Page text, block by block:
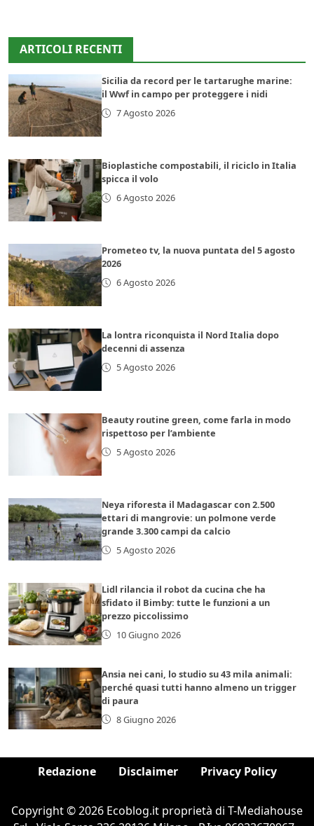
ARTICOLI RECENTI
Sicilia da record per le tartarughe marine:
il Wwf in campo per proteggere i nidi
7 Agosto 2026
Bioplastiche compostabili, il riciclo in Italia
spicca il volo
6 Agosto 2026
Prometeo tv, la nuova puntata del 5 agosto
2026
6 Agosto 2026
La lontra riconquista il Nord Italia dopo
decenni di assenza
5 Agosto 2026
Beauty routine green, come farla in modo
rispettoso per l’ambiente
5 Agosto 2026
Neya riforesta il Madagascar con 2.500
ettari di mangrovie: un polmone verde
grande 3.300 campi da calcio
5 Agosto 2026
Lidl rilancia il robot da cucina che ha
sfidato il Bimby: tutte le funzioni a un
prezzo piccolissimo
10 Giugno 2026
Ansia nei cani, lo studio su 43 mila animali:
perché quasi tutti hanno almeno un trigger
di paura
8 Giugno 2026
Redazione Disclaimer Privacy Policy
Copyright © 2026 Ecoblog.it proprietà di T-Mediahouse